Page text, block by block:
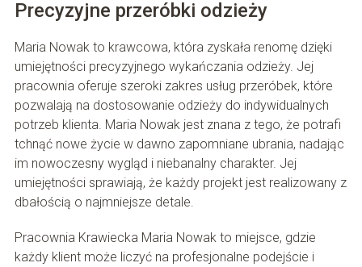
Precyzyjne przeróbki odzieży
Maria Nowak to krawcowa, która zyskała renomę dzięki
umiejętności precyzyjnego wykańczania odzieży. Jej
pracownia oferuje szeroki zakres usług przeróbek, które
pozwalają na dostosowanie odzieży do indywidualnych
potrzeb klienta. Maria Nowak jest znana z tego, że potrafi
tchnąć nowe życie w dawno zapomniane ubrania, nadając
im nowoczesny wygląd i niebanalny charakter. Jej
umiejętności sprawiają, że każdy projekt jest realizowany z
dbałością o najmniejsze detale.
Pracownia Krawiecka Maria Nowak to miejsce, gdzie
każdy klient może liczyć na profesjonalne podejście i